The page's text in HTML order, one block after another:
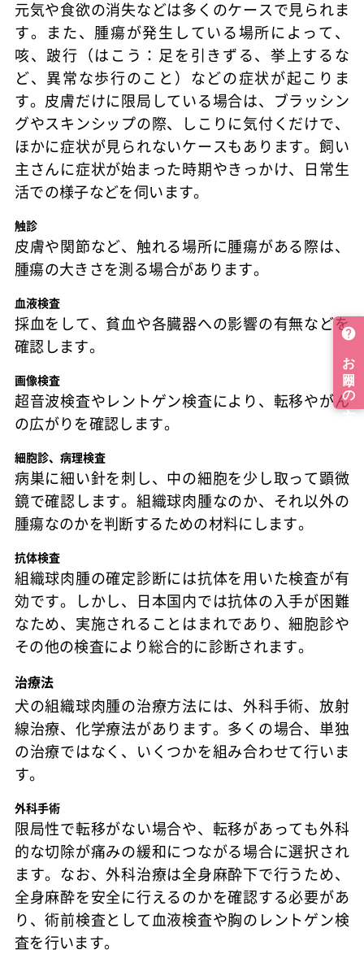
元気や食欲の消失などは多くのケースで見られま
す。また、腫瘍が発生している場所によって、
咳、跛行（はこう：足を引きずる、挙上するな
ど、異常な歩行のこと）などの症状が起こりま
す。皮膚だけに限局している場合は、ブラッシン
グやスキンシップの際、しこりに気付くだけで、
ほかに症状が見られないケースもあります。飼い
主さんに症状が始まった時期やきっかけ、日常生
活での様子などを伺います。
触診
皮膚や関節など、触れる場所に腫瘍がある際は、
腫瘍の大きさを測る場合があります。
血液検査
採血をして、貧血や各臓器への影響の有無などを
確認します。
画像検査
超音波検査やレントゲン検査により、転移やがん
の広がりを確認します。
細胞診、病理検査
病巣に細い針を刺し、中の細胞を少し取って顕微
鏡で確認します。組織球肉腫なのか、それ以外の
腫瘍なのかを判断するための材料にします。
抗体検査
組織球肉腫の確定診断には抗体を用いた検査が有
効です。しかし、日本国内では抗体の入手が困難
なため、実施されることはまれであり、細胞診や
その他の検査により総合的に診断されます。
治療法
犬の組織球肉腫の治療方法には、外科手術、放射
線治療、化学療法があります。多くの場合、単独
の治療ではなく、いくつかを組み合わせて行いま
す。
外科手術
限局性で転移がない場合や、転移があっても外科
的な切除が痛みの緩和につながる場合に選択され
ます。なお、外科治療は全身麻酔下で行うため、
全身麻酔を安全に行えるのかを確認する必要があ
り、術前検査として血液検査や胸のレントゲン検
査を行います。